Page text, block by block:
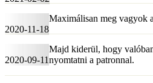
2020-11-18
Maximálisan meg vagyok
2020-09-11
Majd kiderül, hogy
nyomtatni a patronnal.